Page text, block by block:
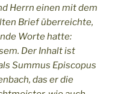
Herrn einen mit dem
Brief überreichte,
Worte hatte:
Der Inhalt ist
Summus Episcopus
das er die